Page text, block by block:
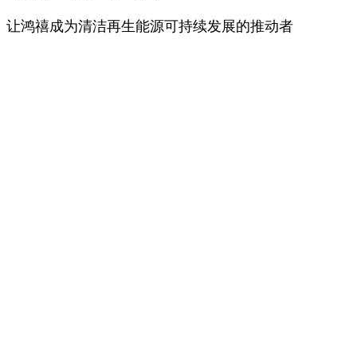
让鸿禧成为清洁再生能源可持续发展的推动者